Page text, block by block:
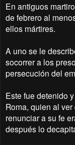
En antiguos
de febrero al
ellos mártires.
A uno se le
socorrer a los
persecución del
Este fue detenido
Roma, quien al
renunciar a su fe
después lo